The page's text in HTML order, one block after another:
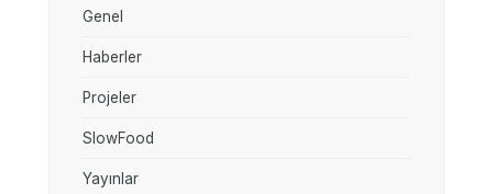
Genel
Haberler
Projeler
SlowFood
Yayınlar